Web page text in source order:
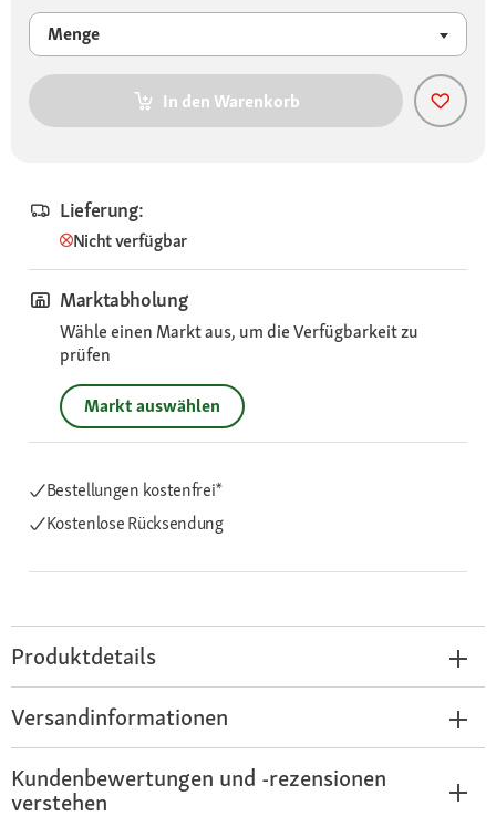
Menge
In den Warenkorb
Lieferung:
Nicht verfügbar
Marktabholung
Wähle einen Markt aus, um die Verfügbarkeit zu
prüfen
Markt auswählen
Bestellungen kostenfrei*
Kostenlose Rücksendung
Produktdetails
Versandinformationen
Kundenbewertungen und -rezensionen
verstehen